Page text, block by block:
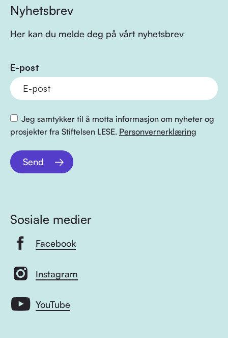
Nyhetsbrev
Her kan du melde deg på vårt nyhetsbrev
E-post
Jeg samtykker til å motta informasjon om nyheter og
prosjekter fra Stiftelsen LESE. Personvernerklæring
Send
Sosiale medier
Facebook
Instagram
YouTube